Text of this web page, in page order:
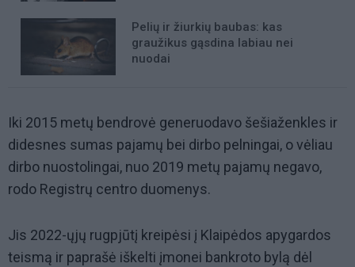
Pelių ir žiurkių baubas: kas
graužikus gąsdina labiau nei
nuodai
Iki 2015 metų bendrovė generuodavo šešiaženkles ir
didesnes sumas pajamų bei dirbo pelningai, o vėliau
dirbo nuostolingai, nuo 2019 metų pajamų negavo,
rodo Registrų centro duomenys.
Jis 2022-ųjų rugpjūtį kreipėsi į Klaipėdos apygardos
teismą ir paprašė iškelti įmonei bankroto bylą dėl